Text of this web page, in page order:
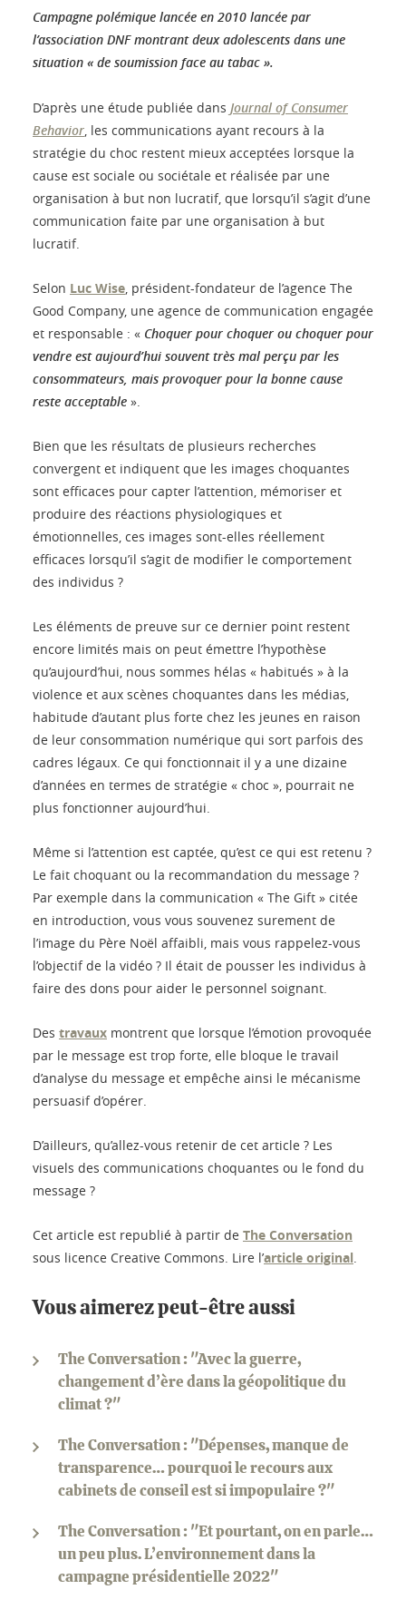
Campagne polémique lancée en 2010 lancée par
l’association DNF montrant deux adolescents dans une
situation « de soumission face au tabac ».
D’après une étude publiée dans Journal of Consumer
Behavior, les communications ayant recours à la
stratégie du choc restent mieux acceptées lorsque la
cause est sociale ou sociétale et réalisée par une
organisation à but non lucratif, que lorsqu’il s’agit d’une
communication faite par une organisation à but
lucratif.
Selon Luc Wise, président-fondateur de l’agence The
Good Company, une agence de communication engagée
et responsable : « Choquer pour choquer ou choquer pour
vendre est aujourd’hui souvent très mal perçu par les
consommateurs, mais provoquer pour la bonne cause
reste acceptable ».
Bien que les résultats de plusieurs recherches
convergent et indiquent que les images choquantes
sont efficaces pour capter l’attention, mémoriser et
produire des réactions physiologiques et
émotionnelles, ces images sont-elles réellement
efficaces lorsqu’il s’agit de modifier le comportement
des individus ?
Les éléments de preuve sur ce dernier point restent
encore limités mais on peut émettre l’hypothèse
qu’aujourd’hui, nous sommes hélas « habitués » à la
violence et aux scènes choquantes dans les médias,
habitude d’autant plus forte chez les jeunes en raison
de leur consommation numérique qui sort parfois des
cadres légaux. Ce qui fonctionnait il y a une dizaine
d’années en termes de stratégie « choc », pourrait ne
plus fonctionner aujourd’hui.
Même si l’attention est captée, qu’est ce qui est retenu ?
Le fait choquant ou la recommandation du message ?
Par exemple dans la communication « The Gift » citée
en introduction, vous vous souvenez surement de
l’image du Père Noël affaibli, mais vous rappelez-vous
l’objectif de la vidéo ? Il était de pousser les individus à
faire des dons pour aider le personnel soignant.
Des travaux montrent que lorsque l’émotion provoquée
par le message est trop forte, elle bloque le travail
d’analyse du message et empêche ainsi le mécanisme
persuasif d’opérer.
D’ailleurs, qu’allez-vous retenir de cet article ? Les
visuels des communications choquantes ou le fond du
message ?
Cet article est republié à partir de The Conversation
sous licence Creative Commons. Lire l’article original.
Vous aimerez peut-être aussi
The Conversation : "Avec la guerre,
changement d’ère dans la géopolitique du
climat ?"
The Conversation : "Dépenses, manque de
transparence… pourquoi le recours aux
cabinets de conseil est si impopulaire ?"
The Conversation : "Et pourtant, on en parle…
un peu plus. L’environnement dans la
campagne présidentielle 2022"